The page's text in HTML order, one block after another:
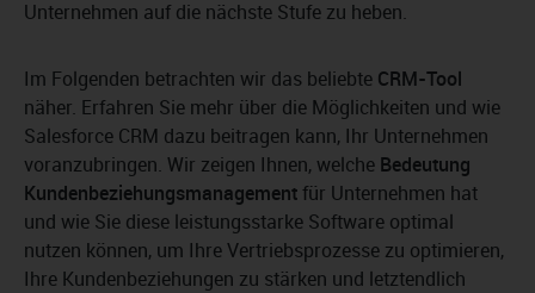
Unternehmen auf die nächste Stufe zu heben.
Im Folgenden betrachten wir das beliebte CRM-Tool
näher. Erfahren Sie mehr über die Möglichkeiten und wie
Salesforce CRM dazu beitragen kann, Ihr Unternehmen
voranzubringen. Wir zeigen Ihnen, welche Bedeutung
Kundenbeziehungsmanagementfür Unternehmen hat
und wie Sie diese leistungsstarke Software optimal
nutzen können, um Ihre Vertriebsprozesse zu optimieren,
Ihre Kundenbeziehungen zu stärken und letztendlich